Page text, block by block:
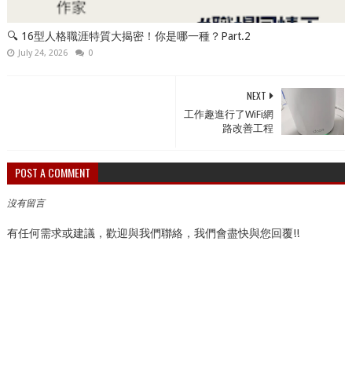
🔍 16型人格職涯特質大揭密！你是哪一種？Part.2
July 24, 2026 0
NEXT
工作趣進行了WiFi網
路改善工程
POST A COMMENT
沒有留言
有任何需求或建議，歡迎與我們聯絡，我們會盡快與您回覆!!